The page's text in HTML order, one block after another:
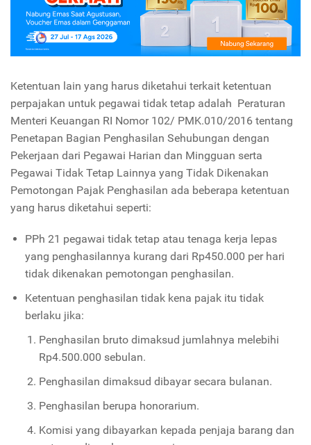
Ketentuan lain yang harus diketahui terkait ketentuan
perpajakan untuk pegawai tidak tetap adalah Peraturan
Menteri Keuangan RI Nomor 102/ PMK.010/2016 tentang
Penetapan Bagian Penghasilan Sehubungan dengan
Pekerjaan dari Pegawai Harian dan Mingguan serta
Pegawai Tidak Tetap Lainnya yang Tidak Dikenakan
Pemotongan Pajak Penghasilan ada beberapa ketentuan
yang harus diketahui seperti:
PPh 21 pegawai tidak tetap atau tenaga kerja lepas
yang penghasilannya kurang dari Rp450.000 per hari
tidak dikenakan pemotongan penghasilan.
Ketentuan penghasilan tidak kena pajak itu tidak
berlaku jika:
Penghasilan bruto dimaksud jumlahnya melebihi
Rp4.500.000 sebulan.
Penghasilan dimaksud dibayar secara bulanan.
Penghasilan berupa honorarium.
Komisi yang dibayarkan kepada penjaja barang dan